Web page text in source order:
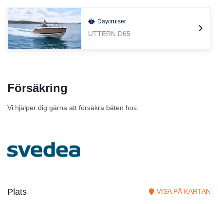
Daycruiser
UTTERN D65
Försäkring
Vi hjälper dig gärna att försäkra båten hos:
Plats VISA PÅ KARTAN